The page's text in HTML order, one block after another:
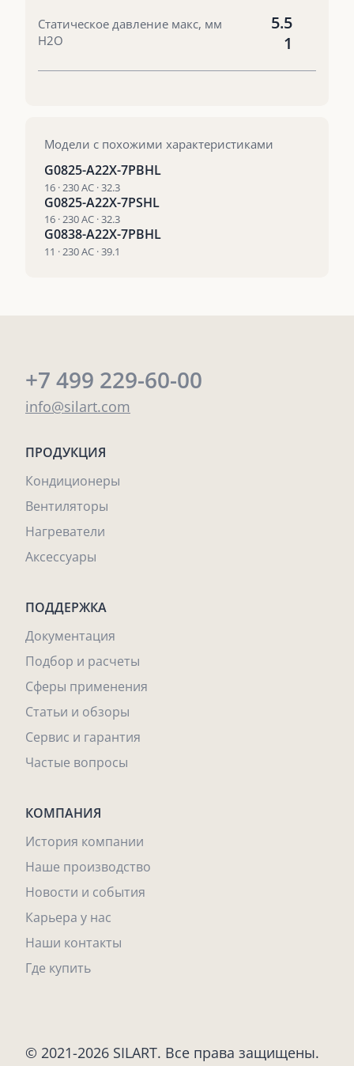
Статическое давление макс, мм
Н2О
5.5
1
Модели с похожими характеристиками
G0825-A22X-7PBHL
16 · 230 AC · 32.3
G0825-A22X-7PSHL
16 · 230 AC · 32.3
G0838-A22X-7PBHL
11 · 230 AC · 39.1
+7 499 229-60-00
info@silart.com
ПРОДУКЦИЯ
Кондиционеры
Вентиляторы
Нагреватели
Аксессуары
ПОДДЕРЖКА
Документация
Подбор и расчеты
Сферы применения
Статьи и обзоры
Сервис и гарантия
Частые вопросы
КОМПАНИЯ
История компании
Наше производство
Новости и события
Карьера у нас
Наши контакты
Где купить
© 2021-2026 SILART. Все права защищены.